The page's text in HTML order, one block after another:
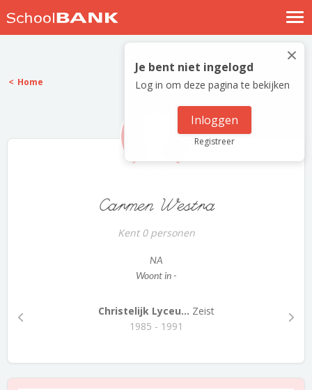
Nostalgische verhalen
Log in
Meld je gratis aan
×
Je bent niet ingelogd
Log in om deze pagina te bekijken
Inloggen
Registreer
Home
Carmen Westra
Kent 0 personen
NA
Woont in -
Christelijk Lyceu... Zeist
1985 - 1991